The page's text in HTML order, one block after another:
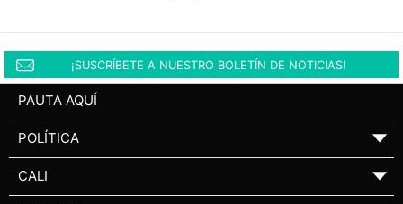
¡SUSCRÍBETE A NUESTRO BOLETÍN DE NOTICIAS!
PAUTA AQUÍ
POLÍTICA ▼
CALI ▼